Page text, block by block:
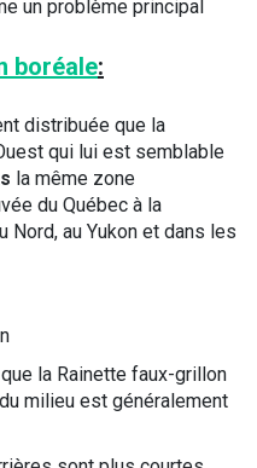
un problème principal
boréale:
distribuée que la
qui lui est semblable
la même zone
du Québec à la
Nord, au Yukon et dans les
la Rainette faux-grillon
milieu est généralement